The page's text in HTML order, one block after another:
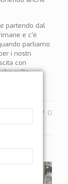
partendo dal
e c’è
parliamo
i nostri
con
sulla
0